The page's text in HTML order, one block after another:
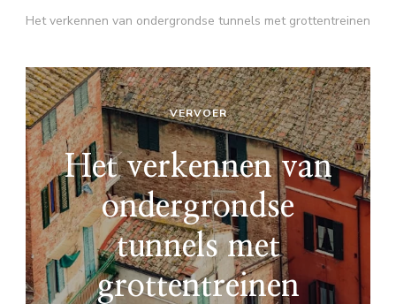
Het verkennen van ondergrondse tunnels met grottentreinen
VERVOER
Het verkennen van
ondergrondse
tunnels met
grottentreinen